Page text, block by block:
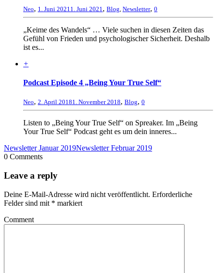
Neo, 1. Juni 2021 1. Juni 2021 , Blog Newsletter, 0
„Keime des Wandels“ … Viele suchen in diesen Zeiten das
Gefühl von Frieden und psychologischer Sicherheit. Deshalb
ist es...
+
Podcast Episode 4 „Being Your True Self“
Neo, 2. April 20181. November 2018, Blog, 0
Listen to „Being Your True Self“ on Spreaker. Im „Being
Your True Self“ Podcast geht es um dein inneres...
Newsletter Januar 2019Newsletter Februar 2019
0 Comments
Leave a reply
Deine E-Mail-Adresse wird nicht veröffentlicht. Erforderliche
Felder sind mit * markiert
Comment